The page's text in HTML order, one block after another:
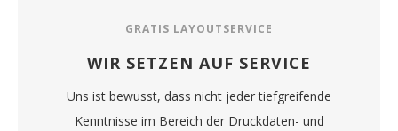
GRATIS LAYOUTSERVICE
WIR SETZEN AUF SERVICE
Uns ist bewusst, dass nicht jeder tiefgreifende
Kenntnisse im Bereich der Druckdaten- und